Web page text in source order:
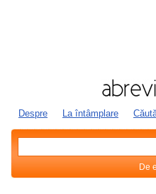
Despre La întâmplare
De